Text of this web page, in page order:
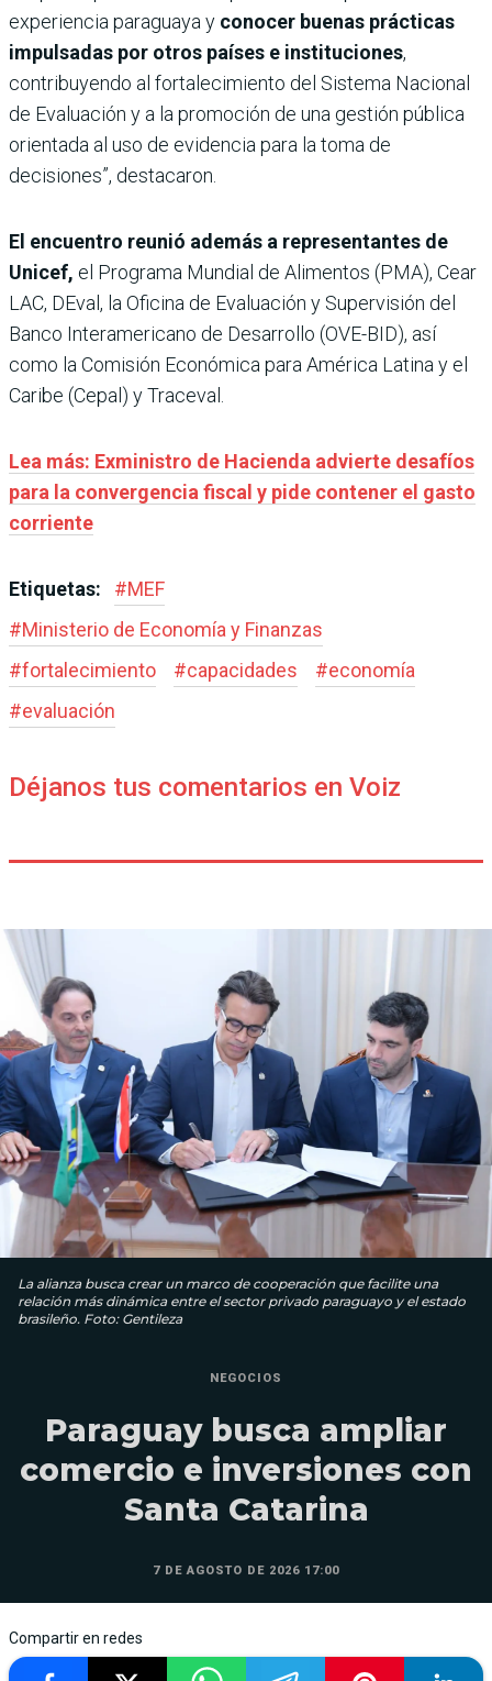
experiencia paraguaya y conocer buenas prácticas
impulsadas por otros países e instituciones,
contribuyendo al fortalecimiento del Sistema Nacional
de Evaluación y a la promoción de una gestión pública
orientada al uso de evidencia para la toma de
decisiones”, destacaron.
El encuentro reunió además a representantes de
Unicef, el Programa Mundial de Alimentos (PMA), Cear
LAC, DEval, la Oficina de Evaluación y Supervisión del
Banco Interamericano de Desarrollo (OVE-BID), así
como la Comisión Económica para América Latina y el
Caribe (Cepal) y Traceval.
Lea más: Exministro de Hacienda advierte desafíos
para la convergencia fiscal y pide contener el gasto
corriente
Etiquetas: #MEF
#Ministerio de Economía y Finanzas
#fortalecimiento #capacidades #economía
#evaluación
Déjanos tus comentarios en Voiz
La alianza busca crear un marco de cooperación que facilite una
relación más dinámica entre el sector privado paraguayo y el estado
brasileño. Foto: Gentileza
NEGOCIOS
Paraguay busca ampliar
comercio e inversiones con
Santa Catarina
7 DE AGOSTO DE 2026 17:00
Compartir en redes